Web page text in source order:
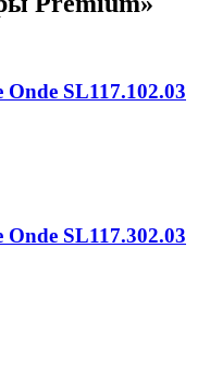
SL117.102.03
SL117.302.03